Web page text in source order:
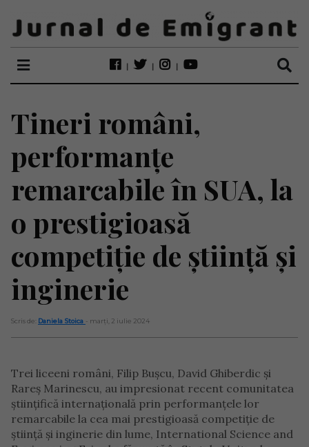
Tineri români,
performanțe
remarcabile în SUA, la
o prestigioasă
competiție de știință și
inginerie
Scris de: Daniela Stoica - marți, 2 iulie 2024
Trei liceeni români, Filip Bușcu, David Ghiberdic și
Rareș Marinescu, au impresionat recent comunitatea
științifică internațională prin performanțele lor
remarcabile la cea mai prestigioasă competiție de
știință și inginerie din lume, International Science and